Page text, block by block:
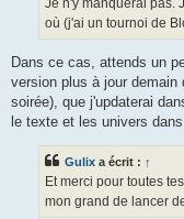
où (j'ai un tournoi de
Dans ce cas, attends un
version plus à jour demain
soirée), que j'updaterai
le texte et les univers
Gulix a écrit : ↑
Et merci pour toutes
mon grand de lancer